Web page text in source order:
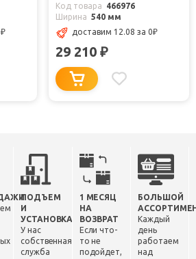
₽
Код товара
466976
Ширина 540 мм
доставим 12.08 за 0₽
29 210 ₽
ПОДЪЕМ
И
УСТАНОВКА
У нас
собственная
служба
1 МЕСЯЦ
НА
ВОЗВРАТ
Если что-
то не
подойдет,
БОЛЬШОЙ
Каждый
день
работаем
над